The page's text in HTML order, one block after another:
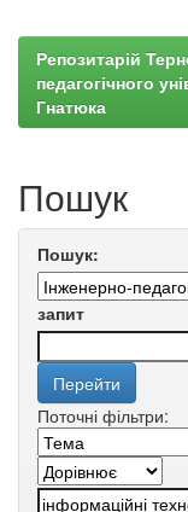
Репозитарій
педагогічного
Гнатюка
Пошук
Пошук:
запит
Поточні фільтри: